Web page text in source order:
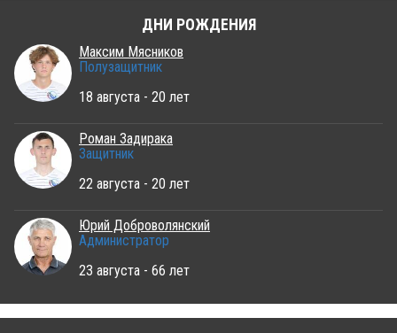
ДНИ РОЖДЕНИЯ
Максим Мясников
Полузащитник
18 августа - 20 лет
Роман Задирака
Защитник
22 августа - 20 лет
Юрий Доброволянский
Администратор
23 августа - 66 лет